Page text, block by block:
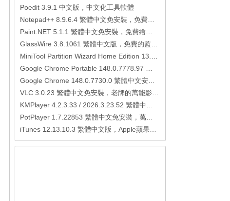
Poedit 3.9.1 中文版，中文化工具軟體